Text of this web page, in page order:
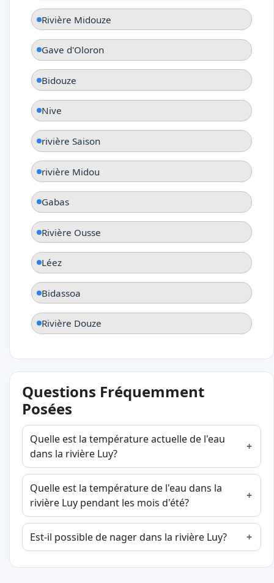
Rivière Midouze
Gave d'Oloron
Bidouze
Nive
rivière Saison
rivière Midou
Gabas
Rivière Ousse
Léez
Bidassoa
Rivière Douze
Questions Fréquemment
Posées
Quelle est la température actuelle de l'eau
dans la rivière Luy?
Quelle est la température de l'eau dans la
rivière Luy pendant les mois d'été?
Est-il possible de nager dans la rivière Luy?